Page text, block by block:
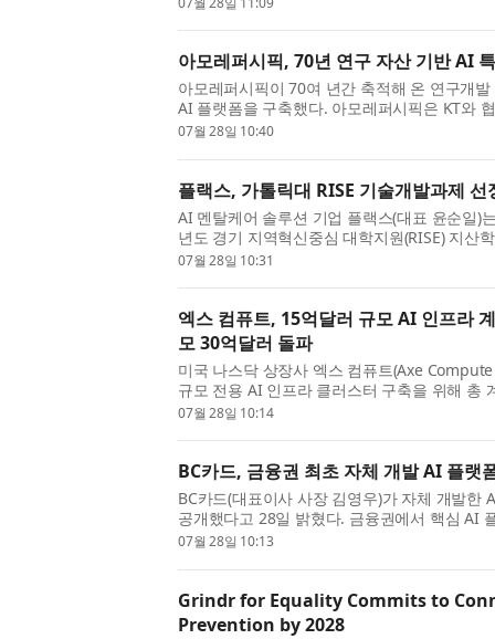
아모레퍼시픽, 70년 연구 자산 기반 AI
아모레퍼시픽이 70여 년간 축적해 온 연구개
AI 플랫폼을 구축했다. 아모레퍼시픽은 KT와
Highway)’ 프로젝트를 통해 연구 자산을 AI가
07월 28일 10:40
플랙스, 가톨릭대 RISE 기술개발과제
AI 멘탈케어 솔루션 기업 플랙스(대표 윤순일)
년도 경기 지역혁신중심 대학지원(RISE) 지산
최종 선정됐다고 28일 밝혔다. 이번 RISE 지산
07월 28일 10:31
엑스 컴퓨트, 15억달러 규모 AI 인프라
모 30억달러 돌파
미국 나스닥 상장사 엑스 컴퓨트(Axe
규모 전용 AI 인프라 클러스터 구축을 위해 총
고객 계약을 체결했다고 발표했다. 이번 계약
07월 28일 10:14
BC카드, 금융권 최초 자체 개발 AI 플랫
BC카드(대표이사 사장 김영우)가 자체 개발한
공개했다고 28일 밝혔다. 금융권에서 핵심 AI
번이 처음이다. 정부가 추진하는 ‘소버린
07월 28일 10:13
Grindr for Equality Commits to
Prevention by 2028